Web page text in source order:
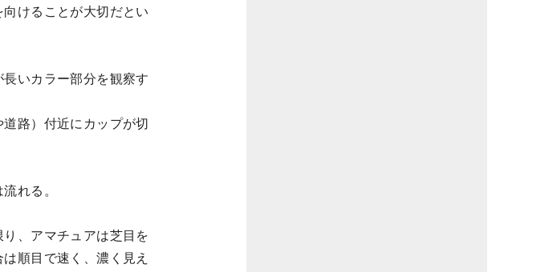
けることが大切だとい
いカラー部分を観察す
路）付近にカップが切
れる。
、アマチュアは芝目を
順目で速く、濃く見え